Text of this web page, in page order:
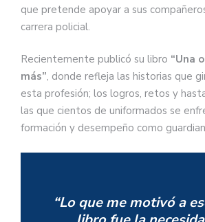
que pretende apoyar a sus
carrera policial.
Recientemente publicó su libro “Una
más”, donde refleja las historias que
esta profesión; los logros, retos y
las que cientos de uniformados se
formación y desempeño como
“Lo que me motivó a